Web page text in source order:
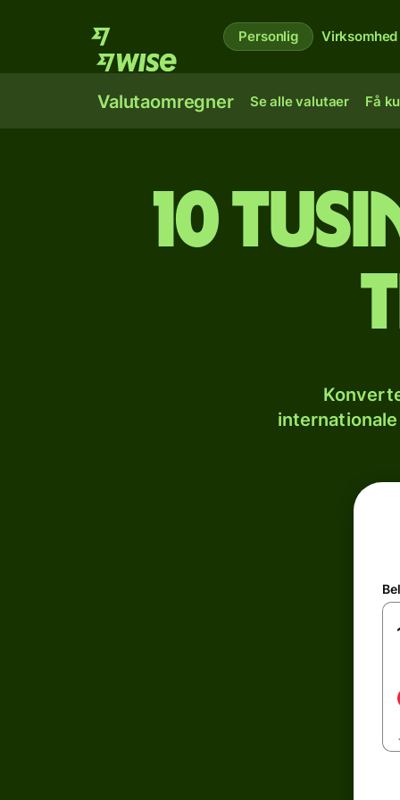
Personlig Virksomhed
Valutaomregner Se alle valutaer Få
10